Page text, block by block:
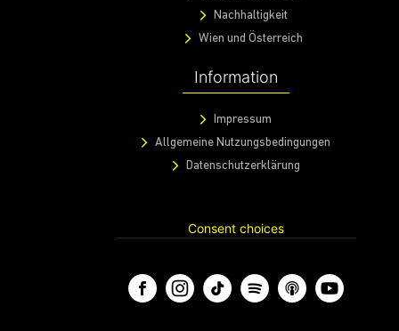
Nachhaltigkeit
Wien und Österreich
Information
Impressum
Allgemeine Nutzungsbedingungen
Datenschutzerklärung
Consent choices